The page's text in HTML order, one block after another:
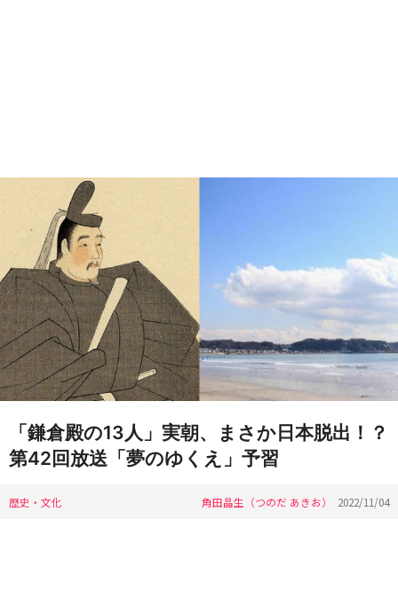
「鎌倉殿の13人」実朝、まさか日本脱出！？
第42回放送「夢のゆくえ」予習
歴史・文化 角田晶生（つのだ あきお） 2022/11/04